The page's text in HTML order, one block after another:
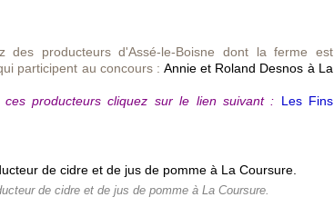
des producteurs d'Assé-le-Boisne dont la ferme est
participent au concours : Annie et Roland Desnos à La
producteurs cliquez sur le lien suivant : Les Fins
de cidre et de jus de pomme à La Coursure.